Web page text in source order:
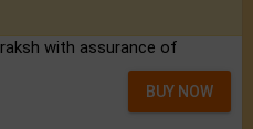
with assurance of
BUY NOW